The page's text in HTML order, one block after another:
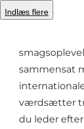
Indlæs flere
Når du
sammensat
værdsætter
du leder